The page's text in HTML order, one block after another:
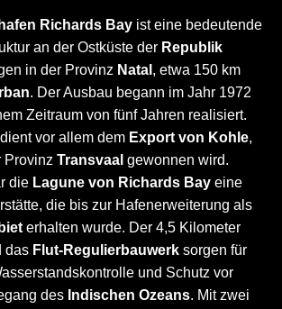
Richards Bay ist eine bedeutende
an der Ostküste der Republik
in der Provinz Natal , etwa 150 km
. Der Ausbau begann im Jahr 1972
Zeitraum von fünf Jahren realisiert.
dient vor allem dem Export von Kohle,
Provinz Transvaal gewonnen wird.
die Lagune von Richards Bay eine
die bis zur Hafenerweiterung als
erhalten wurde. Der 4,5 Kilometer
das Flut-Regulierbauwerk sorgen für
und Schutz vor
des Indischen Ozeans. Mit zwei